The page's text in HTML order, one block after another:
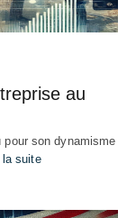
au
pour son dynamisme
la suite